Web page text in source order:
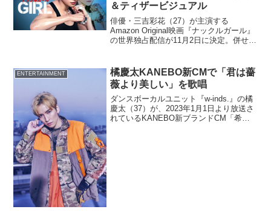
＆ティザービジュアル
俳優・三吉彩花（27）が主演する
Amazon Original映画『ナックルガール』
の世界独占配信が11月2日に決定。併せて
ENTERTAINMENT
橘慶太KANEBO新CMで「君は薔
薇より美しい」を歌唱
ダンスボーカルユニット『w-inds.』の橘
慶太（37）が、2023年1月1日より放送さ
れているKANEBO新ブランドCM「希望